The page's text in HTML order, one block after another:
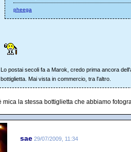
pheega
Lo postai secoli fa a Marok, credo prima ancora
bottiglietta. Mai vista in commercio, tra l'altro.
mica la stessa bottiglietta che abbiamo
sae 29/07/2009, 11:34